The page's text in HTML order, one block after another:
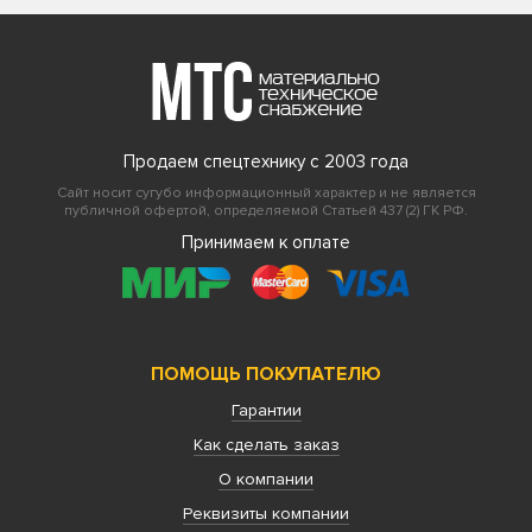
Продаем спецтехнику с 2003 года
Сайт носит сугубо информационный характер и не является
публичной офертой, определяемой Статьей 437 (2) ГК РФ.
Принимаем к оплате
ПОМОЩЬ ПОКУПАТЕЛЮ
Гарантии
Как сделать заказ
О компании
Реквизиты компании